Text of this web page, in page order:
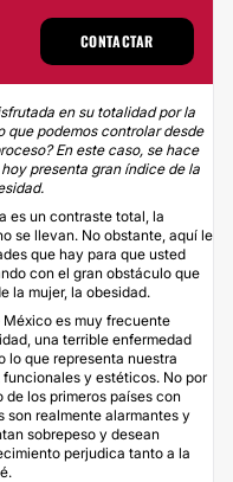
CONTACTAR
en su totalidad por la
que podemos controlar desde
En este caso, se hace
presenta gran índice de la
es un contraste total, la
se llevan. No obstante, aquí le
que hay para que usted
con el gran obstáculo que
la mujer, la obesidad.
es muy frecuente
una terrible enfermedad
lo que representa nuestra
y estéticos. No por
los primeros países con
son realmente alarmantes y
sobrepeso y desean
perjudica tanto a la